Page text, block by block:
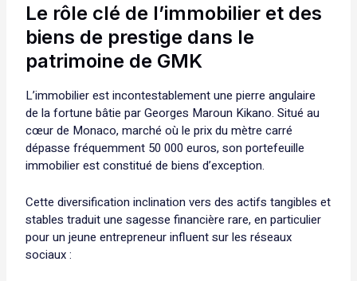
Le rôle clé de l’immobilier et des
biens de prestige dans le
patrimoine de GMK
L’immobilier est incontestablement une pierre angulaire
de la fortune bâtie par Georges Maroun Kikano. Situé au
cœur de Monaco, marché où le prix du mètre carré
dépasse fréquemment 50 000 euros, son portefeuille
immobilier est constitué de biens d’exception.
Cette diversification inclination vers des actifs tangibles et
stables traduit une sagesse financière rare, en particulier
pour un jeune entrepreneur influent sur les réseaux
sociaux :